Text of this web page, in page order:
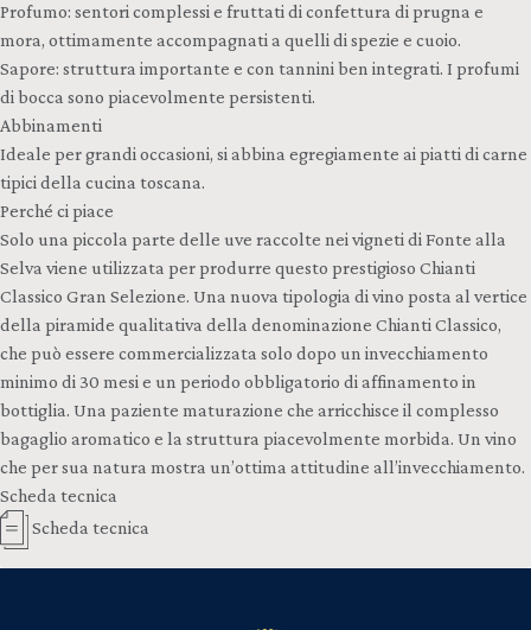
Profumo: sentori complessi e fruttati di confettura di prugna e
mora, ottimamente accompagnati a quelli di spezie e cuoio.
Sapore: struttura importante e con tannini ben integrati. I profumi
di bocca sono piacevolmente persistenti.
Abbinamenti
Ideale per grandi occasioni, si abbina egregiamente ai piatti di carne
tipici della cucina toscana.
Perché ci piace
Solo una piccola parte delle uve raccolte nei vigneti di Fonte alla
Selva viene utilizzata per produrre questo prestigioso Chianti
Classico Gran Selezione. Una nuova tipologia di vino posta al vertice
della piramide qualitativa della denominazione Chianti Classico,
che può essere commercializzata solo dopo un invecchiamento
minimo di 30 mesi e un periodo obbligatorio di affinamento in
bottiglia. Una paziente maturazione che arricchisce il complesso
bagaglio aromatico e la struttura piacevolmente morbida. Un vino
che per sua natura mostra un’ottima attitudine all’invecchiamento.
Scheda tecnica
Scheda tecnica